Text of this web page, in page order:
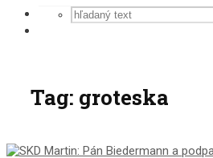
Tag: groteska